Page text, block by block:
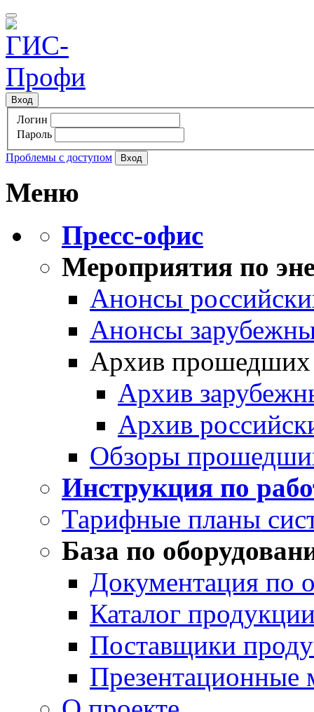
Вход
Логин
Пароль
Проблемы с доступом
Меню
Пресс-офис
Мероприятия по
Анонсы
Анонсы
Архив прошедших
Архив
Архив
Обзоры
Инструкция по
Тарифные планы
База по
Документация по
Каталог
Поставщики
Презентационные